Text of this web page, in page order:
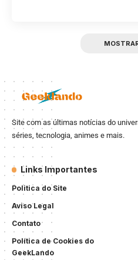
Site com as últimas notícias do
séries, tecnologia, animes e mais.
Links Importantes
Politica do Site
Aviso Legal
Contato
Política de Cookies do
GeekLando